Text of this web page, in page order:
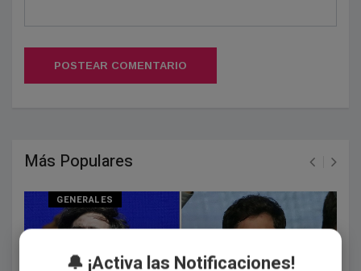
POSTEAR COMENTARIO
Más Populares
GENERALES
🔔 ¡Activa las Notificaciones!